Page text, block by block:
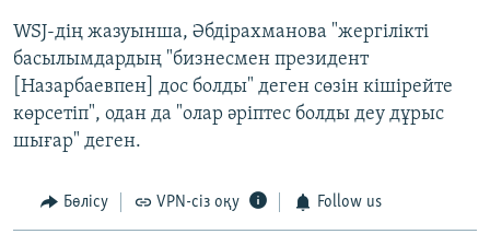
WSJ-дің жазуынша, Әбдірахманова "жергілікті
басылымдардың "бизнесмен президент
[Назарбаевпен] дос болды" деген сөзін кішірейте
көрсетіп", одан да "олар әріптес болды деу дұрыс
шығар" деген.
Бөлісу VPN-сіз оқу Follow us